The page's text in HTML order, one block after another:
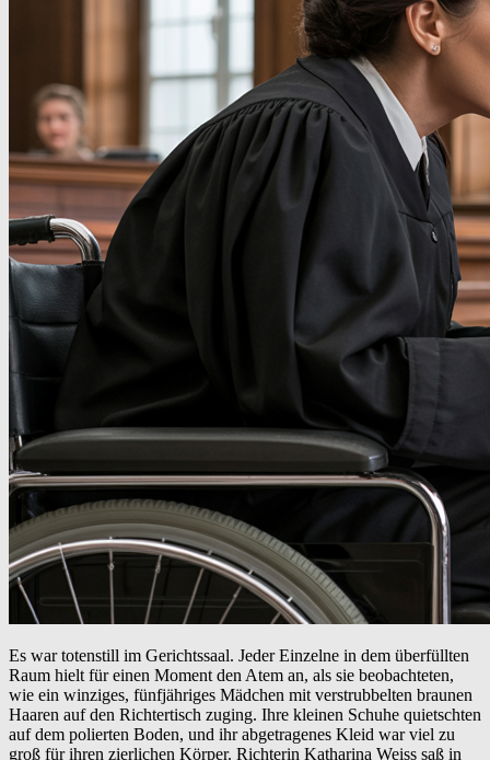
Es war totenstill im Gerichtssaal. Jeder Einzelne in dem überfüllten
Raum hielt für einen Moment den Atem an, als sie beobachteten,
wie ein winziges, fünfjähriges Mädchen mit verstrubbelten braunen
Haaren auf den Richtertisch zuging. Ihre kleinen Schuhe quietschten
auf dem polierten Boden, und ihr abgetragenes Kleid war viel zu
groß für ihren zierlichen Körper. Richterin Katharina Weiss saß in